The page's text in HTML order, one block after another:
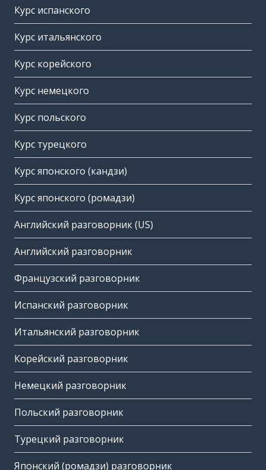
Курс испанского
Курс итальянского
Курс корейского
Курс немецкого
Курс польского
Курс турецкого
Курс японского (кандзи)
Курс японского (ромадзи)
Английский разговорник (US)
Английский разговорник
Французский разговорник
Испанский разговорник
Итальянский разговорник
Корейский разговорник
Немецкий разговорник
Польский разговорник
Турецкий разговорник
Японский (ромадзи) разговорник